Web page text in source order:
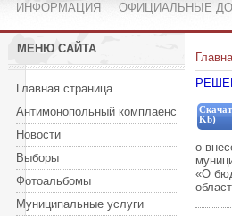
ИНФОРМАЦИЯ ОФИЦИАЛЬНЫЕ
МЕНЮ САЙТА
Главная страница
Антимонопольный комплаенс
Новости
Выборы
Фотоальбомы
Муниципальные услуги
Kb)
о
«О